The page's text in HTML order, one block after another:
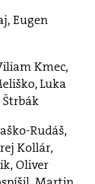
Eugen
Kmec,
Luka
Rudáš,
Kollár,
Oliver